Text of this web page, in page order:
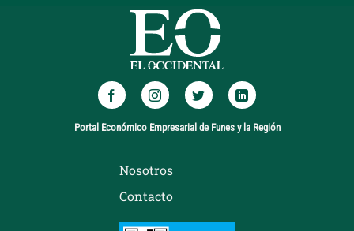
Portal Económico Empresarial de Funes y la Región
Nosotros
Contacto